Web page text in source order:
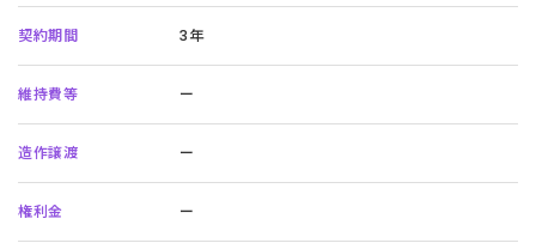
契約期間 3年
維持費等 ー
造作譲渡 ー
権利金 ー